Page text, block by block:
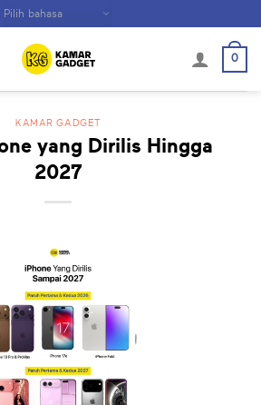
0
KAMAR GADGET
yang Dirilis Hingga
2027